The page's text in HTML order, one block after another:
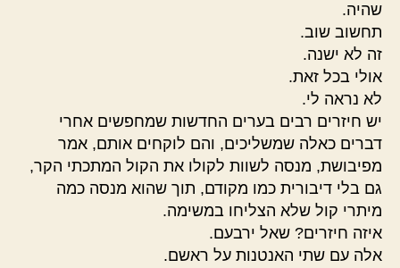
שהיה.
תחשוב שוב.
זה לא ישנה.
אולי בכל זאת.
לא נראה לי.
יש חיזרים רבים בערים החדשות שמחפשים אחרי
דברים כאלה שמשליכים, והם לוקחים אותם, אמר
מפיבושת, מנסה לשוות לקולו את הקול המתכתי הקר,
גם בלי דיבורית כמו מקודם, תוך שהוא מנסה כמה
מיתרי קול שלא הצליחו במשימה.
איזה חיזרים? שאל ירבעם.
אלה עם שתי האנטנות על ראשם.